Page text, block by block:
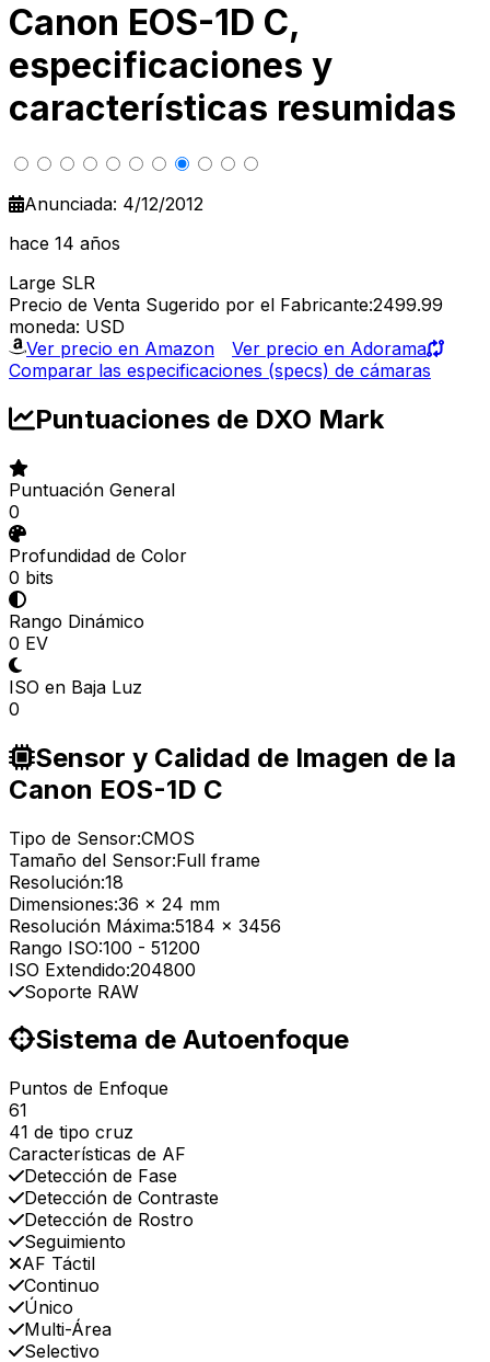
Canon EOS-1D C,
especificaciones y
características resumidas
Anunciada: 4/12/2012
hace 14 años
Large SLR
Precio de Venta Sugerido por el Fabricante:2499.99
moneda: USD
Ver precio en Amazon
Ver precio en Adorama
Comparar las especificaciones (specs) de cámaras
Puntuaciones de DXO Mark
Puntuación General
0
Profundidad de Color
0 bits
Rango Dinámico
0 EV
ISO en Baja Luz
0
Sensor y Calidad de Imagen de la
Canon EOS-1D C
Tipo de Sensor:CMOS
Tamaño del Sensor:Full frame
Resolución:18
Dimensiones:36 x 24 mm
Resolución Máxima:5184 x 3456
Rango ISO:100 - 51200
ISO Extendido:204800
Soporte RAW
Sistema de Autoenfoque
Puntos de Enfoque
61
41 de tipo cruz
Características de AF
Detección de Fase
Detección de Contraste
Detección de Rostro
Seguimiento
AF Táctil
Continuo
Único
Multi-Área
Selectivo